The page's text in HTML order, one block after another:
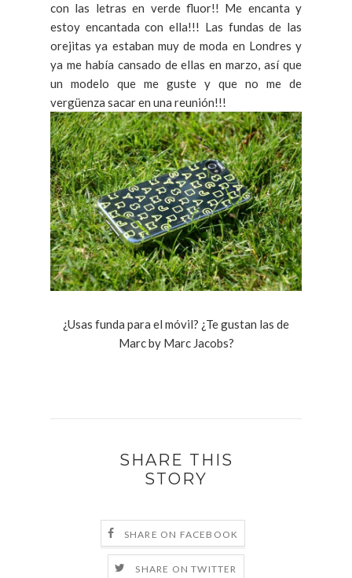
con las letras en verde fluor!! Me encanta y
estoy encantada con ella!!! Las fundas de las
orejitas ya estaban muy de moda en Londres y
ya me había cansado de ellas en marzo, así que
un modelo que me guste y que no me de
vergüenza sacar en una reunión!!!
¿Usas funda para el móvil? ¿Te gustan las de
Marc by Marc Jacobs?
SHARE THIS
STORY
SHARE ON FACEBOOK
SHARE ON TWITTER